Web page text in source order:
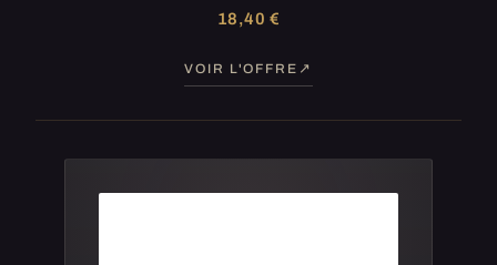
18,40 €
VOIR L'OFFRE